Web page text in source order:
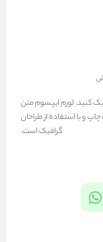
کنید. لورم ایپسوم متن
و با استفاده از طراحان
گرافیک است.